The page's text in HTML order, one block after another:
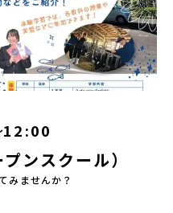
でのオンライン配信を行い
て、以下の2つのステップをご
イン説明会〜まずは「おため
国20以上の地域から選んで参
像や魅力について、説明会を
あたり、保護者様が特に気に
体制」についても詳しく解説
にご視聴ください。▶︎ [アーカ
田町プログラム説明会〜
たい方へ〜全体説明を聞いた
るの？」「どんな町なの？」
田町ならではの豊かな文化
。この文化と精神性をテーマ
イ」は、累計3000万部以上販
開されるなど注目を集めてい
文化に触れることのできる
！アイヌの家や暮らし、食な
地で味わってみてください
は、地元の「平取高校」の先
眺める見学ではありません。
を通じて、年の近い先輩たち
的な大人たちと対話をしな
ができ、大充実の2泊3日にな
力がたっぷりつまった北海
はこちらから------------------
ーーーーーーーーーーー
費・宿泊費が無料！＞民間ロ
町！ 北海道の「宇宙版シリコ
テクノロジーとどこまでも続
地元以外の地域の暮らしが気
自分の進学や将来の可能性を
「おためし地域留学体験」
域の枠を超えて学校生活を送
プログラムです。はじめて
フがしっかりとサポートいた
大樹町（たいきちょう）」北
町（たいきちょう）。西に
12:00
ンスクール）
みませんか？